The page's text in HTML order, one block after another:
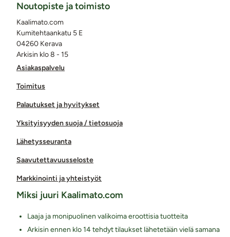
Asiakaspalvelu
Toimitus
Palautukset ja hyvitykset
Yksityisyyden suoja / tietosuoja
Lähetysseuranta
Saavutettavuusseloste
Markkinointi ja yhteistyöt
Noutopiste ja toimisto
Kaalimato.com
Kumitehtaankatu 5 E
04260 Kerava
Arkisin klo 8 - 15
Miksi juuri Kaalimato.com
Laaja ja monipuolinen valikoima eroottisia tuotteita
Arkisin ennen klo 14 tehdyt tilaukset lähetetään vielä samana